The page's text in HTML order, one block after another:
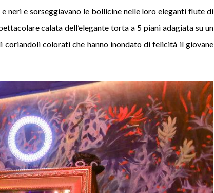
neri e sorseggiavano le bollicine nelle loro eleganti flute di
calata dell’elegante torta a 5 piani adagiata su un
coriandoli colorati che hanno inondato di felicità il giovane